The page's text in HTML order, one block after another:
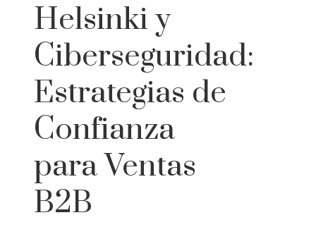
Helsinki y
Ciberseguridad:
Estrategias de
Confianza
para Ventas
B2B